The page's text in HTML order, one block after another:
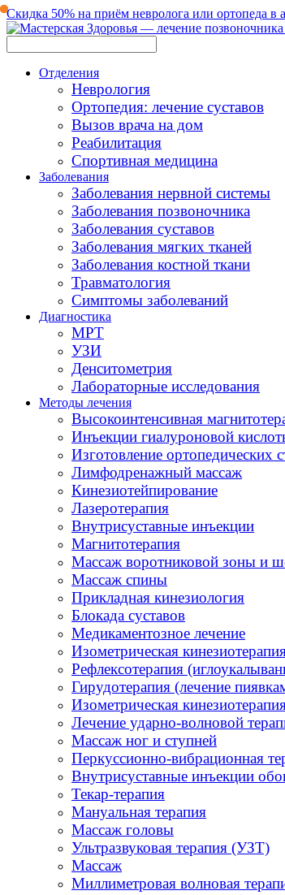
Скидка 50% на приём невролога или ортопеда в
Отделения
Неврология
Ортопедия: лечение суставов
Вызов врача на дом
Реабилитация
Спортивная медицина
Заболевания
Заболевания нервной системы
Заболевания позвоночника
Заболевания суставов
Заболевания мягких тканей
Заболевания костной ткани
Травматология
Симптомы заболеваний
Диагностика
МРТ
УЗИ
Денситометрия
Лабораторные исследования
Методы лечения
Высокоинтенсивная
Инъекции гиалуроновой
Изготовление ортопедических
Лимфодренажный массаж
Кинезиотейпирование
Лазеротерапия
Внутрисуставные инъекции
Магнитотерапия
Массаж воротниковой зоны и
Массаж спины
Прикладная кинезиология
Блокада суставов
Медикаментозное лечение
Изометрическая
Рефлексотерапия
Гирудотерапия (лечение
Изометрическая
Лечение ударно-волновой
Массаж ног и ступней
Перкуссионно-вибрационная
Внутрисуставные инъекции
Текар-терапия
Мануальная терапия
Массаж головы
Ультразвуковая терапия (УЗТ)
Массаж
Миллиметровая волновая